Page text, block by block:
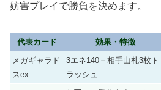
妨害プレイで勝負を決めます。
代表カード 効果・特徴
メガギャラド
スex
3エネ140＋相手山札3枚ト
ラッシュ